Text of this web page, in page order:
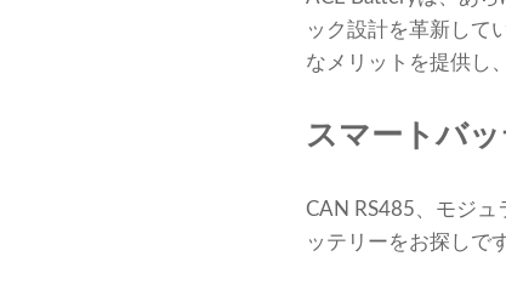
ック設計を革新して
なメリットを提供し
スマートバ
CAN RS485、モジ
ッテリーをお探しで